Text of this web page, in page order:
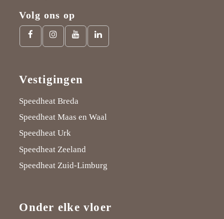
Volg ons op
FacebookInstagramYoutubeLinkedIn
Vestigingen
Speedheat Breda
Speedheat Maas en Waal
Speedheat Urk
Speedheat Zeeland
Speedheat Zuid-Limburg
Onder elke vloer